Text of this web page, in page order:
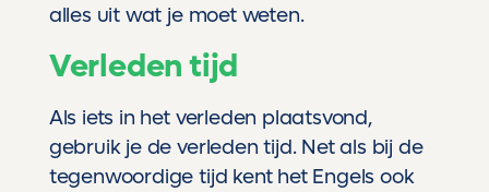
alles uit wat je moet weten.
Verleden tijd
Als iets in het verleden plaatsvond,
gebruik je de verleden tijd. Net als bij de
tegenwoordige tijd kent het Engels ook